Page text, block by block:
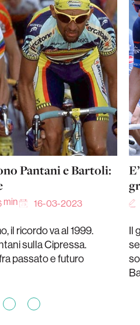
Pantani e Bartoli:
min 16-03-2023
il ricordo va al 1999.
sulla Cipressa.
passato e futuro
Il